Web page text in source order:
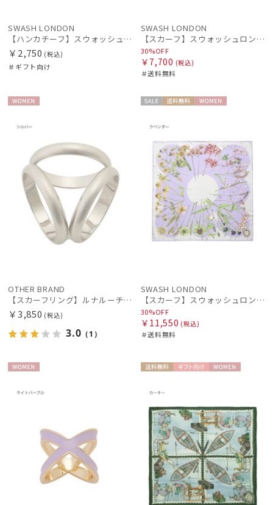
SWASH LONDON
【ハンカチーフ】スウォッシュロンドン (SWASH LONDON) GATE 52×52 日本製
￥2,750 (税込)
＃ギフト向け
SWASH LONDON
【スカーフ】スウォッシュロンドン (SWASH LONDON) Flora Hue 65cm×65cm コットンスカーフ インド製
30%OFF
￥7,700 (税込)
＃送料無料
OTHER BRAND
【スカーフリング】ルナルーチェ (Luna Luce) Metal 3 Ring お手持ちのスカーフを通すだけ ギフト
￥3,850 (税込)
3.0 （1）
ル
料
SWASH LONDON
【スカーフ】スウォッシュロンドン (SWASH LONDON) Flora Hue 68cm×68cm シルクスカーフ 日本製
30%OFF
￥11,550 (税込)
＃送料無料
料